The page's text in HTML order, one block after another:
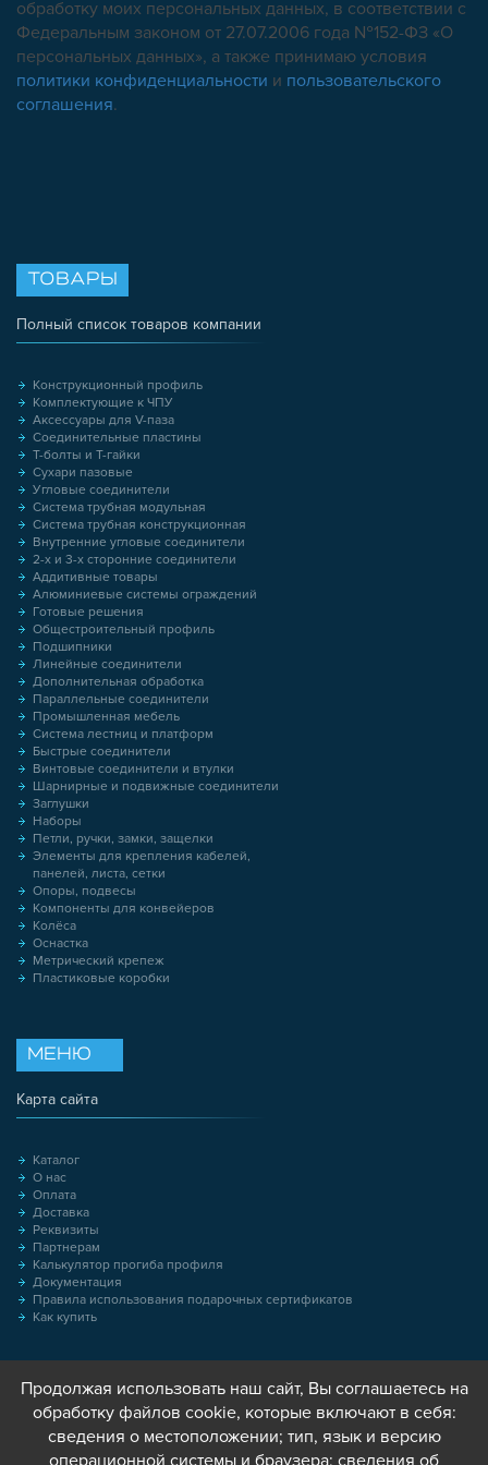
КОМПОНЕНТЫ ДЛЯ КОНВЕЙЕРОВ
КОЛЁСА
обработку моих персональных данных, в соответствии с
Федеральным законом от 27.07.2006 года №152-ФЗ «О
персональных данных», а также принимаю условия
политики конфиденциальности и пользовательского
соглашения.
ТОВАРЫ
Полный список товаров компании
Конструкционный профиль
Комплектующие к ЧПУ
Аксессуары для V-паза
Соединительные пластины
Т-болты и Т-гайки
Сухари пазовые
Угловые соединители
Система трубная модульная
Система трубная конструкционная
Внутренние угловые соединители
2-х и 3-х сторонние соединители
Аддитивные товары
Алюминиевые системы ограждений
Готовые решения
Общестроительный профиль
Подшипники
Линейные соединители
Дополнительная обработка
Параллельные соединители
Промышленная мебель
Система лестниц и платформ
Быстрые соединители
Винтовые соединители и втулки
Шарнирные и подвижные соединители
Заглушки
Наборы
Петли, ручки, замки, защелки
Элементы для крепления кабелей,
панелей, листа, сетки
Опоры, подвесы
Компоненты для конвейеров
Колёса
Оснастка
Метрический крепеж
Пластиковые коробки
МЕНЮ
Карта сайта
Каталог
О нас
Оплата
Доставка
Реквизиты
Партнерам
Калькулятор прогиба профиля
Документация
Правила использования подарочных сертификатов
Как купить
Продолжая использовать наш сайт, Вы соглашаетесь на
обработку файлов cookie, которые включают в себя:
сведения о местоположении; тип, язык и версию
операционной системы и браузера; сведения об